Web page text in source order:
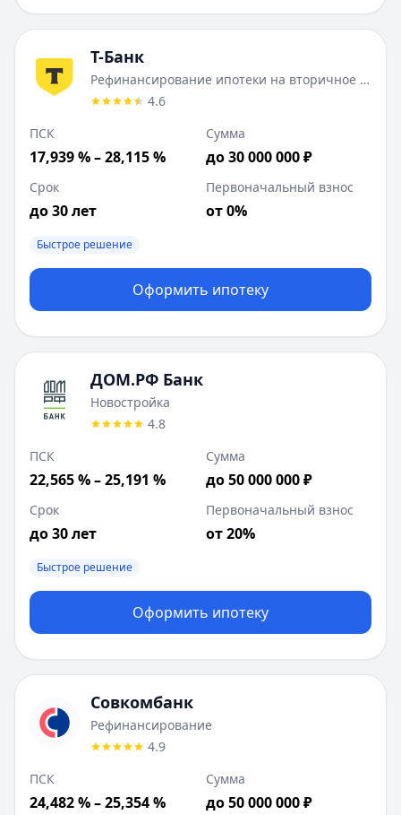
Т-Банк
Рефинансирование ипотеки на вторичное жилье
4.6
ПСК
17,939 % – 28,115 %
Сумма
до 30 000 000 ₽
Срок
до 30 лет
Первоначальный взнос
от 0%
Быстрое решение
Оформить ипотеку
ДОМ.РФ Банк
Новостройка
4.8
ПСК
22,565 % – 25,191 %
Сумма
до 50 000 000 ₽
Срок
до 30 лет
Первоначальный взнос
от 20%
Быстрое решение
Оформить ипотеку
Совкомбанк
Рефинансирование
4.9
ПСК
24,482 % – 25,354 %
Сумма
до 50 000 000 ₽